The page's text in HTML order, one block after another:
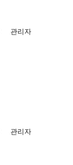
관리자
관리자